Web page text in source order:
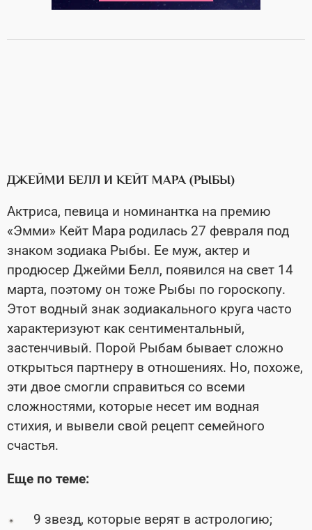
ДЖЕЙМИ БЕЛЛ И КЕЙТ МАРА (РЫБЫ)
Актриса, певица и номинантка на премию
«Эмми» Кейт Мара родилась 27 февраля под
знаком зодиака Рыбы. Ее муж, актер и
продюсер Джейми Белл, появился на свет 14
марта, поэтому он тоже Рыбы по гороскопу.
Этот водный знак зодиакального круга часто
характеризуют как сентиментальный,
застенчивый. Порой Рыбам бывает сложно
открыться партнеру в отношениях. Но, похоже,
эти двое смогли справиться со всеми
сложностями, которые несет им водная
стихия, и вывели свой рецепт семейного
счастья.
Еще по теме:
9 звезд, которые верят в астрологию;